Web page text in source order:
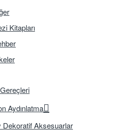
Kitapları
Aydınlatma
Dekoratif Aksesuarlar